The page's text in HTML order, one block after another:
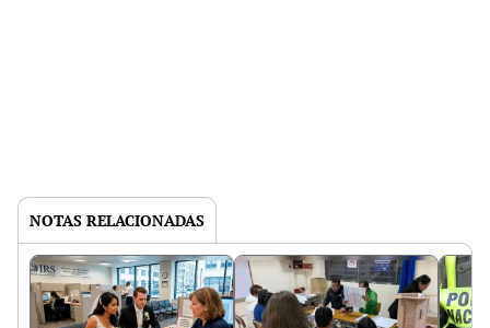
NOTAS RELACIONADAS